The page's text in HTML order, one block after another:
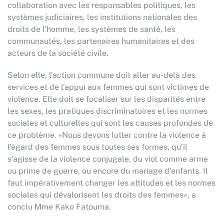
collaboration avec les responsables politiques, les
systèmes judiciaires, les institutions nationales des
droits de l’homme, les systèmes de santé, les
communautés, les partenaires humanitaires et des
acteurs de la société civile.
Selon elle, l’action commune doit aller au-delà des
services et de l’appui aux femmes qui sont victimes de
violence. Elle doit se focaliser sur les disparités entre
les sexes, les pratiques discriminatoires et les normes
sociales et culturelles qui sont les causes profondes de
ce problème. «Nous devons lutter contre la violence à
l’égard des femmes sous toutes ses formes, qu’il
s’agisse de la violence conjugale, du viol comme arme
ou prime de guerre, ou encore du mariage d’enfants. Il
faut impérativement changer les attitudes et les normes
sociales qui dévalorisent les droits des femmes», a
conclu Mme Kako Fatouma.